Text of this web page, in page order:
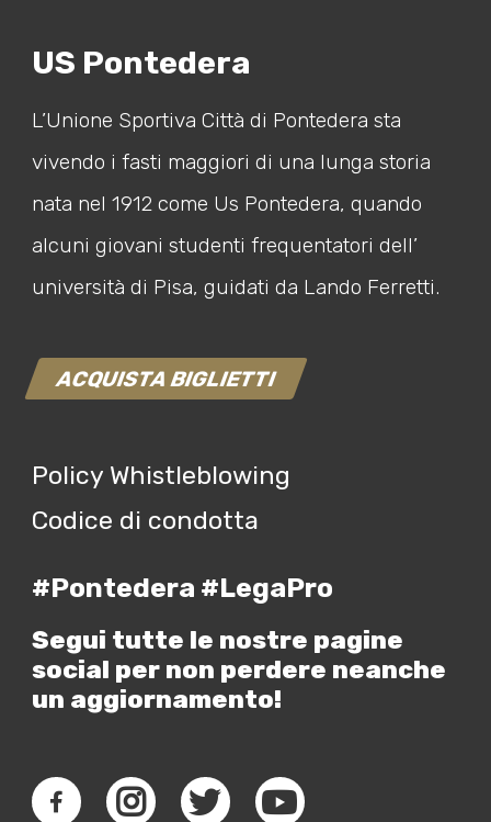
US Pontedera
L’Unione Sportiva Città di Pontedera sta
vivendo i fasti maggiori di una lunga storia
nata nel 1912 come Us Pontedera, quando
alcuni giovani studenti frequentatori dell’
università di Pisa, guidati da Lando Ferretti.
ACQUISTA BIGLIETTI
Policy Whistleblowing
Codice di condotta
#Pontedera #LegaPro
Segui tutte le nostre pagine
social per non perdere neanche
un aggiornamento!